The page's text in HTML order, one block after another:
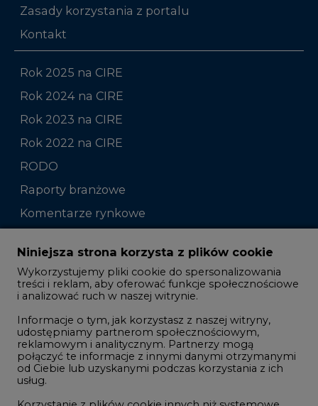
Zasady korzystania z portalu
Kontakt
Rok 2025 na CIRE
Rok 2024 na CIRE
Rok 2023 na CIRE
Rok 2022 na CIRE
RODO
Raporty branżowe
Komentarze rynkowe
Zmiany kadrowe na rynku
Studio CIRE
Rozmowy o energetyce
Gospodarka
Geopolityka
LTE450
Niniejsza strona korzysta z plików cookie
Wykorzystujemy pliki cookie do spersonalizowania
treści i reklam, aby oferować funkcje społecznościowe
i analizować ruch w naszej witrynie.
Informacje o tym, jak korzystasz z naszej witryny,
udostępniamy partnerom społecznościowym,
reklamowym i analitycznym. Partnerzy mogą
połączyć te informacje z innymi danymi otrzymanymi
od Ciebie lub uzyskanymi podczas korzystania z ich
usług.